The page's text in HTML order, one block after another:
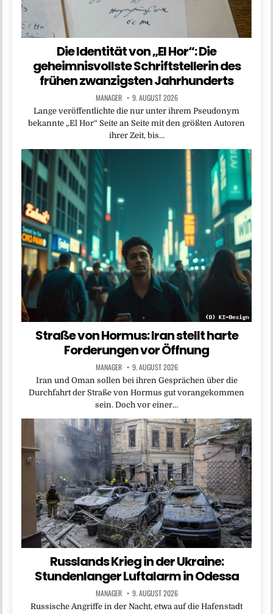
Die Identität von „El Hor“: Die
geheimnisvollste Schriftstellerin des
frühen zwanzigsten Jahrhunderts
MANAGER 9. AUGUST 2026
Lange veröffentlichte die nur unter ihrem Pseudonym
bekannte „El Hor“ Seite an Seite mit den größten Autoren
ihrer Zeit, bis…
Straße von Hormus: Iran stellt harte
Forderungen vor Öffnung
MANAGER 9. AUGUST 2026
Iran und Oman sollen bei ihren Gesprächen über die
Durchfahrt der Straße von Hormus gut vorangekommen
sein. Doch vor einer…
Russlands Krieg in der Ukraine:
Stundenlanger Luftalarm in Odessa
MANAGER 9. AUGUST 2026
Russische Angriffe in der Nacht, etwa auf die Hafenstadt